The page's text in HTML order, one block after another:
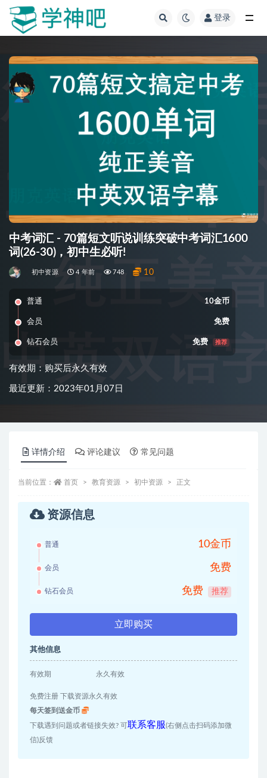
登录
中考词汇 - 70篇短文听说训练突破中考词汇1600
词(26-30)，初中生必听!
初中资源 4 年前 748 10
普通 10金币
会员 免费
钻石会员 免费 推荐
有效期：购买后永久有效
最近更新：2023年01月07日
详情介绍 评论建议 常见问题
当前位置： 首页 教育资源 初中资源 正文
资源信息
普通 10金币
会员 免费
钻石会员 免费 推荐
立即购买
其他信息
有效期 永久有效
免费注册 下载资源永久有效
每天签到送金币
下载遇到问题或者链接失效? 可联系客服(右侧点击扫码添加微
信)反馈